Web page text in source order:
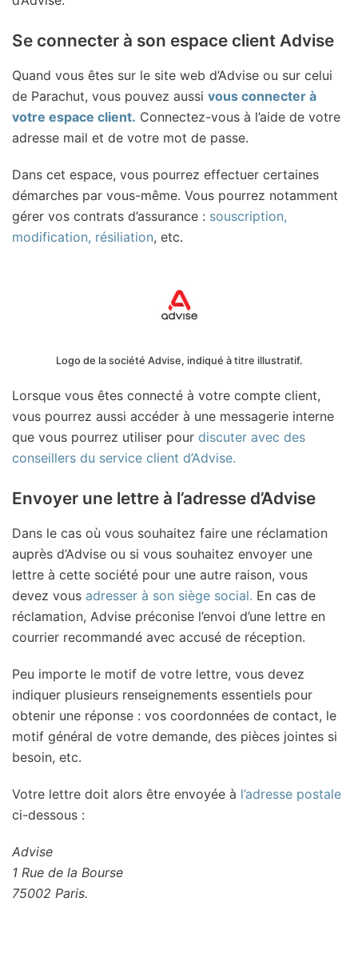
Se connecter à son espace client Advise
Quand vous êtes sur le site web d’Advise ou sur celui
de Parachut, vous pouvez aussi vous connecter à
votre espace client. Connectez-vous à l’aide de votre
adresse mail et de votre mot de passe.
Dans cet espace, vous pourrez effectuer certaines
démarches par vous-même. Vous pourrez notamment
gérer vos contrats d’assurance : souscription,
modification, résiliation, etc.
Logo de la société Advise, indiqué à titre illustratif.
Lorsque vous êtes connecté à votre compte client,
vous pourrez aussi accéder à une messagerie interne
que vous pourrez utiliser pour discuter avec des
conseillers du service client d’Advise.
Envoyer une lettre à l’adresse d’Advise
Dans le cas où vous souhaitez faire une réclamation
auprès d’Advise ou si vous souhaitez envoyer une
lettre à cette société pour une autre raison, vous
devez vous adresser à son siège social. En cas de
réclamation, Advise préconise l’envoi d’une lettre en
courrier recommandé avec accusé de réception.
Peu importe le motif de votre lettre, vous devez
indiquer plusieurs renseignements essentiels pour
obtenir une réponse : vos coordonnées de contact, le
motif général de votre demande, des pièces jointes si
besoin, etc.
Votre lettre doit alors être envoyée à l’adresse postale
ci-dessous :
Advise
1 Rue de la Bourse
75002 Paris.